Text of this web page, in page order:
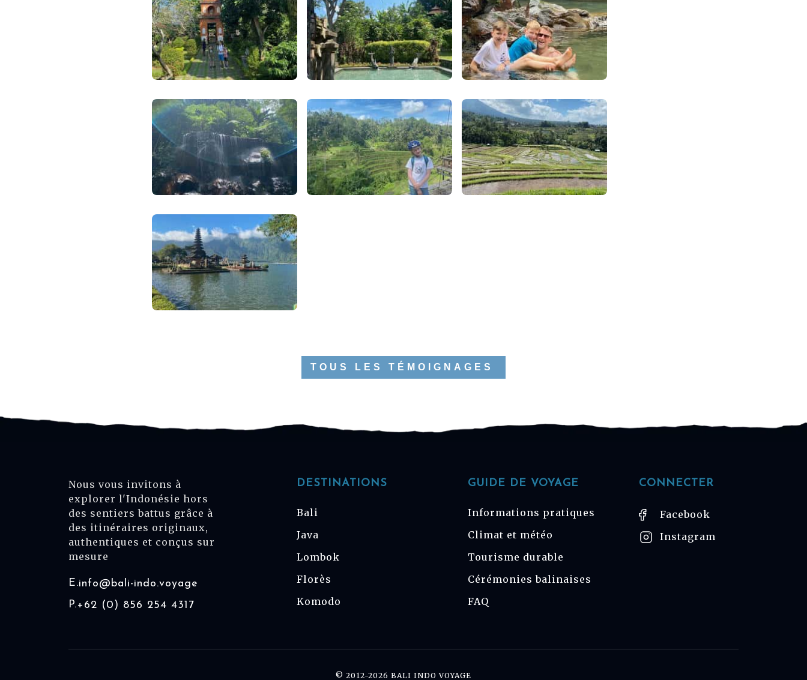
TOUS LES TÉMOIGNAGES
Nous vous invitons à
explorer l'Indonésie hors
des sentiers battus grâce à
des itinéraires originaux,
authentiques et conçus sur
mesure
E.info@bali-indo.voyage
P.+62 (0) 856 254 4317
DESTINATIONS
Bali
Java
Lombok
Florès
Komodo
GUIDE DE VOYAGE
Informations pratiques
Climat et météo
Tourisme durable
Cérémonies balinaises
FAQ
CONNECTER
Facebook
Instagram
© 2012-2026 BALI INDO VOYAGE